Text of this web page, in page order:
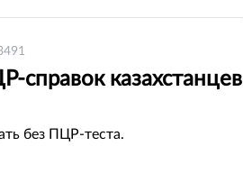
казахстанцев
без ПЦР-теста.